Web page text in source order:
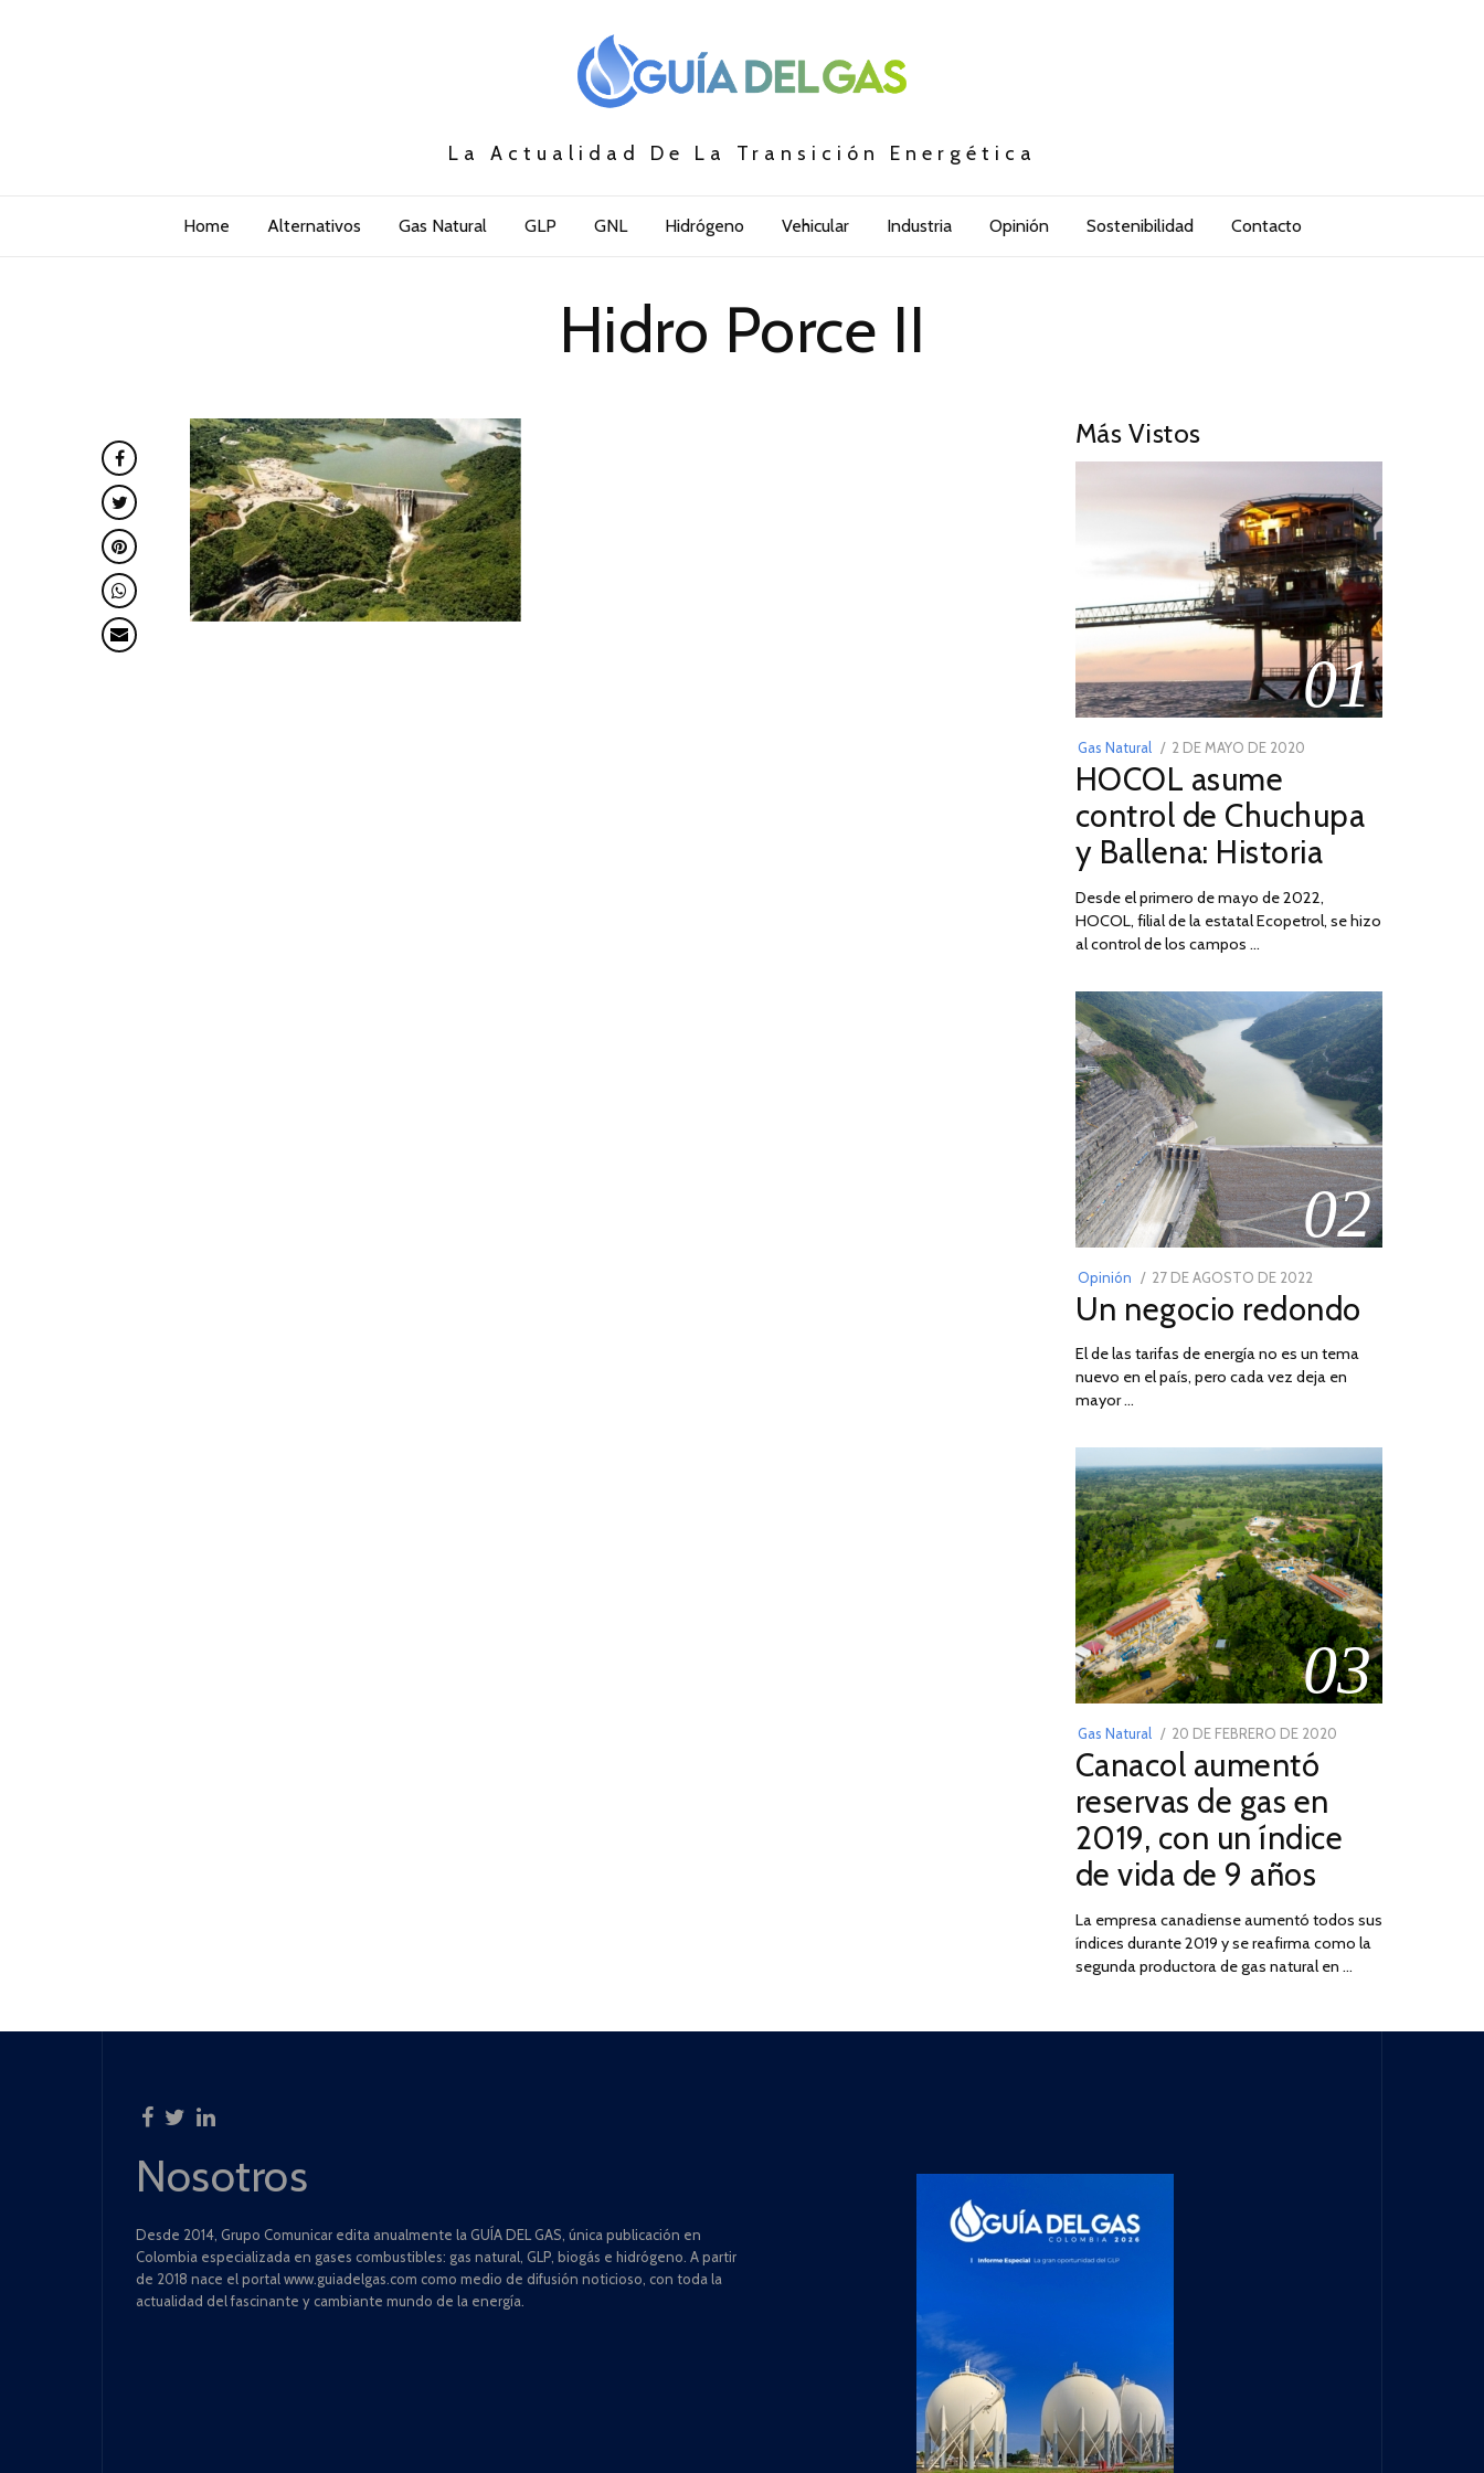
La Actualidad De La Transición Energética
Home Alternativos Gas Natural GLP GNL Hidrógeno Vehicular Industria Opinión Sostenibilidad Contacto
Hidro Porce II
Más Vistos
01
Gas Natural
POSTED
ON
2 DE MAYO DE 2020
DE
2026
HOCOL asume
control de Chuchupa
y Ballena: Historia
Desde el primero de mayo de 2022,
HOCOL, filial de la estatal Ecopetrol, se hizo
al control de los campos …
02
Opinión
POSTED
ON
27 DE AGOSTO DE 2022
DE
DE
2022
Un negocio redondo
El de las tarifas de energía no es un tema
nuevo en el país, pero cada vez deja en
mayor …
03
Gas Natural
POSTED
ON
20 DE FEBRERO DE 2020
2025
Canacol aumentó
reservas de gas en
2019, con un índice
de vida de 9 años
La empresa canadiense aumentó todos sus
índices durante 2019 y se reafirma como la
segunda productora de gas natural en …
Nosotros
Desde 2014, Grupo Comunicar edita anualmente la GUÍA DEL GAS, única publicación en
Colombia especializada en gases combustibles: gas natural, GLP, biogás e hidrógeno. A partir
de 2018 nace el portal www.guiadelgas.com como medio de difusión noticioso, con toda la
actualidad del fascinante y cambiante mundo de la energía.